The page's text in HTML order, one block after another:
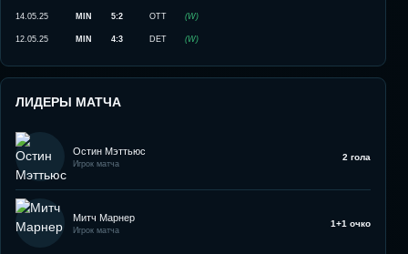
14.05.25 MIN 5:2 OTT (W)
12.05.25 MIN 4:3 DET (W)
ЛИДЕРЫ МАТЧА
Остин Мэттьюс
Игрок матча
2 гола
Митч Марнер
Игрок матча
1+1 очко